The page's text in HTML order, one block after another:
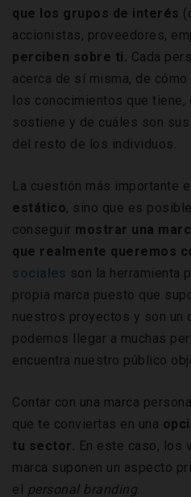
que los grupos de interés
accionistas, proveedores,
perciben sobre ti. Cada
acerca de sí misma, de
los conocimientos que
sostiene y de cuáles son
del resto de los individuos.
La cuestión más importante
estático, sino que es
conseguir mostrar una
que realmente queremos
sociales son la herramienta
propia marca puesto que
nuestros proyectos y son un
podemos llegar a muchas
encuentra nuestro público
Contar con una marca
que te conviertas en una
tu sector. En este caso, los
marca suponen un aspecto
el personal branding.